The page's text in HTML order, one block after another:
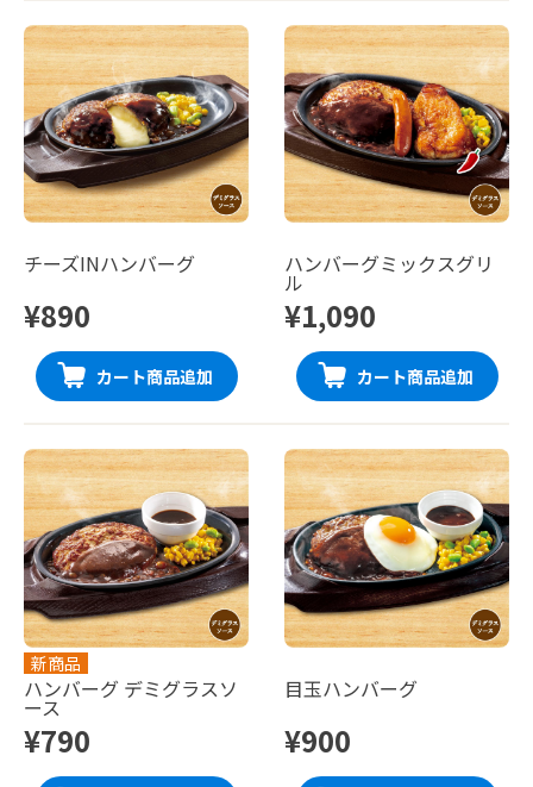
チーズINハンバーグ
¥890
カート商品追加
ハンバーグミックスグリ
ル
¥1,090
カート商品追加
新商品
ハンバーグ デミグラスソ
ース
¥790
目玉ハンバーグ
¥900